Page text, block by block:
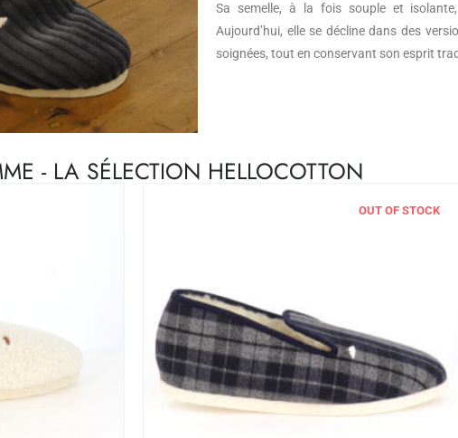
Sa semelle, à la fois souple et
Aujourd’hui, elle se décline dans des
soignées, tout en conservant son esprit
- LA SÉLECTION HELLOCOTTON
OUT OF STOCK